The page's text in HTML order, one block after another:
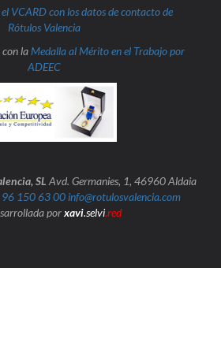
con la Medalla al Mérito en el Trabajo por
ADEEC
SL Avd. Germanies, 1, 46960 Aldaia
96 150 63 00 info@rotulosvalencia.com
porxavi.selvi.red